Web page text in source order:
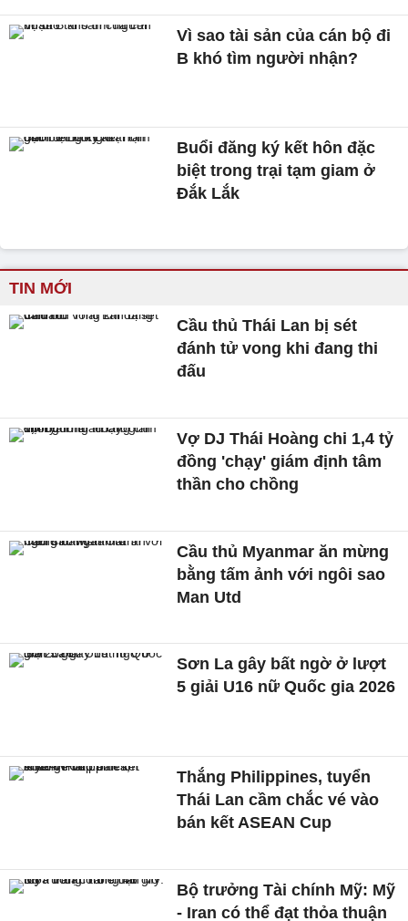
Vì sao tài sản của cán bộ đi
B khó tìm người nhận?
Buổi đăng ký kết hôn đặc
biệt trong trại tạm giam ở
Đắk Lắk
TIN MỚI
Cầu thủ Thái Lan bị sét
đánh tử vong khi đang thi
đấu
Vợ DJ Thái Hoàng chi 1,4 tỷ
đồng 'chạy' giám định tâm
thần cho chồng
Cầu thủ Myanmar ăn mừng
bằng tấm ảnh với ngôi sao
Man Utd
Sơn La gây bất ngờ ở lượt
5 giải U16 nữ Quốc gia 2026
Thắng Philippines, tuyển
Thái Lan cầm chắc vé vào
bán kết ASEAN Cup
Bộ trưởng Tài chính Mỹ: Mỹ
- Iran có thể đạt thỏa thuận